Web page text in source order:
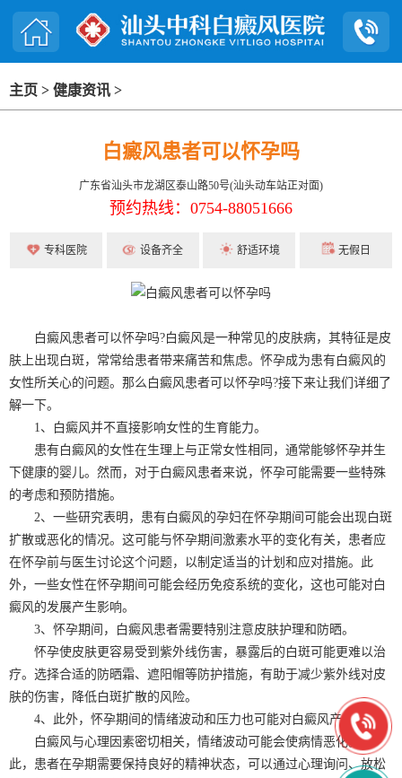
主页 > 健康资讯 >
白癜风患者可以怀孕吗
广东省汕头市龙湖区泰山路50号(汕头动车站正对面)
预约热线：0754-88051666
专科医院 设备齐全 舒适环境 无假日
白癜风患者可以怀孕吗?白癜风是一种常见的皮肤病，其特征是皮
肤上出现白斑，常常给患者带来痛苦和焦虑。怀孕成为患有白癜风的
女性所关心的问题。那么白癜风患者可以怀孕吗?接下来让我们详细了
解一下。
1、白癜风并不直接影响女性的生育能力。
患有白癜风的女性在生理上与正常女性相同，通常能够怀孕并生
下健康的婴儿。然而，对于白癜风患者来说，怀孕可能需要一些特殊
的考虑和预防措施。
2、一些研究表明，患有白癜风的孕妇在怀孕期间可能会出现白斑
扩散或恶化的情况。这可能与怀孕期间激素水平的变化有关，患者应
在怀孕前与医生讨论这个问题，以制定适当的计划和应对措施。此
外，一些女性在怀孕期间可能会经历免疫系统的变化，这也可能对白
癜风的发展产生影响。
3、怀孕期间，白癜风患者需要特别注意皮肤护理和防晒。
怀孕使皮肤更容易受到紫外线伤害，暴露后的白斑可能更难以治
疗。选择合适的防晒霜、遮阳帽等防护措施，有助于减少紫外线对皮
肤的伤害，降低白斑扩散的风险。
4、此外，怀孕期间的情绪波动和压力也可能对白癜风产生影响。
白癜风与心理因素密切相关，情绪波动可能会使病情恶化。因
此，患者在孕期需要保持良好的精神状态，可以通过心理询问、放松